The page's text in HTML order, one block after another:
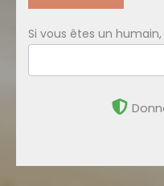
Si vous êtes un